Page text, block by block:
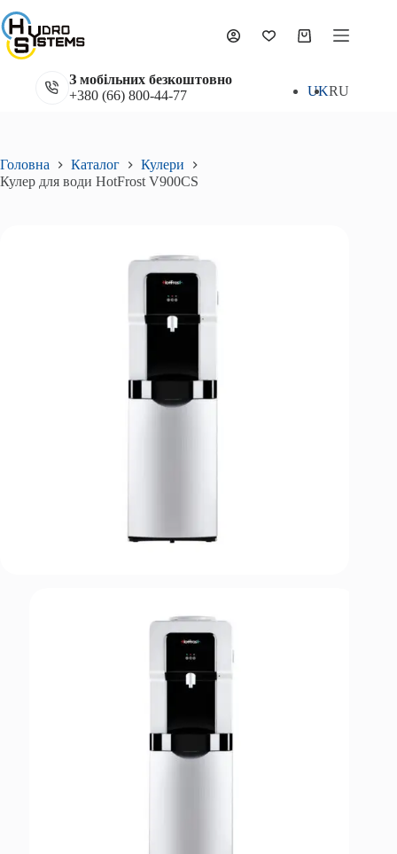
до
вмісту
8 946₴
Додати в кошикКошик
З мобільних безкоштовно
+380 (66) 800-44-77
UKRU
Головна Каталог
Кулери
Кулер для води HotFrost V900CS